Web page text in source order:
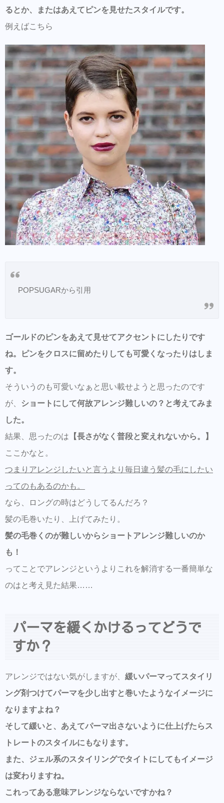
るとか、またはあえてピンを見せたスタイルです。
例えばこちら
POPSUGARから引用
ゴールドのピンをあえて見せてアクセントにしたりです
ね。ピンをクロスに留めたりしても可愛くなったりはしま
す。
そういうのも可愛いなぁと思い載せようと思ったのです
が、
ショートにして何故アレンジ難しいの？と考えてみま
した。
結果、思ったのは 【長さがなく普段と変えれないから。】
ここかなと。
つまりアレンジしたいと言うより毎日違う髪の毛にしたい
ってのもあるのかも。
なら、ロングの時はどうしてるんだろ？
髪の毛巻いたり、上げてみたり。
髪の毛巻くのが難しいからショートアレンジ難しいのか
も！
ってことでアレンジというよりこれを解消する一番簡単な
のはと考え見た結果……
パーマを緩くかけるってどうで
すか？
アレンジではない気がしますが、 緩いパーマってスタイリ
ング剤つけてパーマを少し出すと巻いたようなイメージに
なりますよね？
そして緩いと、あえてパーマ出さないように仕上げたらス
トレートのスタイルにもなります。
また、ジェル系のスタイリングでタイトにしてもイメージ
は変わりますね。
これってある意味アレンジならないですかね？